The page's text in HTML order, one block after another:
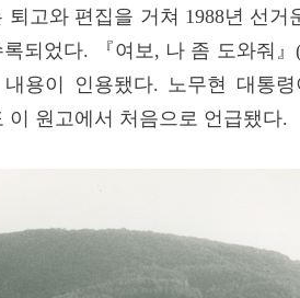
퇴고와 편집을 거쳐 1988년 선
되었다. 『여보, 나 좀 도와줘
용이 인용됐다. 노무현 대통
이 원고에서 처음으로 언급됐다.